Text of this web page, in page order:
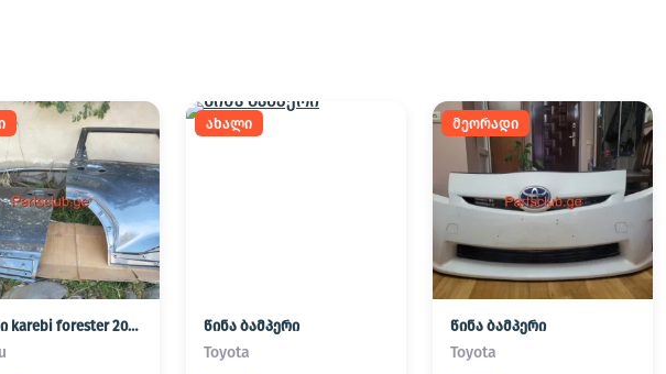
კარები karebi forester 2025
ახალი
წინა ბამპერი
Toyota
მეორადი
წინა ბამპერი
Toyota